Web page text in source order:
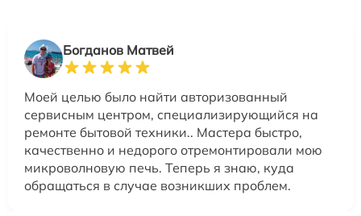
Богданов Матвей
Моей целью было найти авторизованный
сервисным центром, специализирующийся на
ремонте бытовой техники.. Мастера быстро,
качественно и недорого отремонтировали мою
микроволновую печь. Теперь я знаю, куда
обращаться в случае возникших проблем.